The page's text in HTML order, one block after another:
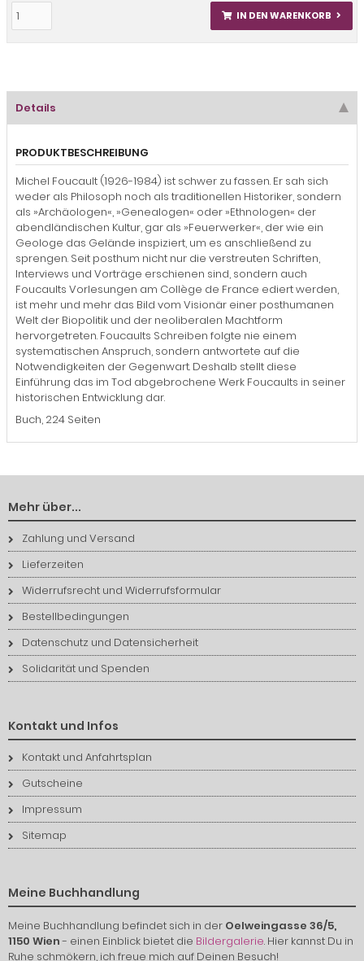
IN DEN WARENKORB
Details
PRODUKTBESCHREIBUNG
Michel Foucault (1926-1984) ist schwer zu fassen. Er sah sich
weder als Philosoph noch als traditionellen Historiker, sondern
als »Archäologen«, »Genealogen« oder »Ethnologen« der
abendländischen Kultur, gar als »Feuerwerker«, der wie ein
Geologe das Gelände inspiziert, um es anschließend zu
sprengen. Seit posthum nicht nur die verstreuten Schriften,
Interviews und Vorträge erschienen sind, sondern auch
Foucaults Vorlesungen am Collège de France ediert werden,
ist mehr und mehr das Bild vom Visionär einer posthumanen
Welt der Biopolitik und der neoliberalen Machtform
hervorgetreten. Foucaults Schreiben folgte nie einem
systematischen Anspruch, sondern antwortete auf die
Notwendigkeiten der Gegenwart. Deshalb stellt diese
Einführung das im Tod abgebrochene Werk Foucaults in seiner
historischen Entwicklung dar.
Buch, 224 Seiten
Mehr über...
Zahlung und Versand
Lieferzeiten
Widerrufsrecht und Widerrufsformular
Bestellbedingungen
Datenschutz und Datensicherheit
Solidarität und Spenden
Kontakt und Infos
Kontakt und Anfahrtsplan
Gutscheine
Impressum
Sitemap
Meine Buchhandlung
Meine Buchhandlung befindet sich in der Oelweingasse 36/5,
1150 Wien- einen Einblick bietet die Bildergalerie. Hier kannst Du in
Ruhe schmökern, ich freue mich auf Deinen Besuch!